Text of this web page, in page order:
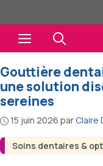
au
contenuMenu
Soins dentaires &
Gouttière
une solution
sereines
15 juin 2026 par Claire